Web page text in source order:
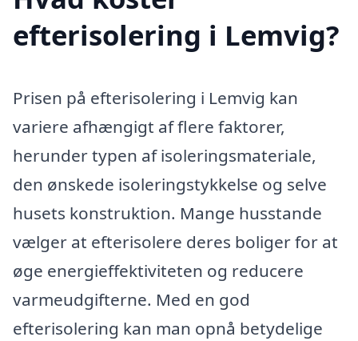
efterisolering i Lemvig?
Prisen på efterisolering i Lemvig kan
variere afhængigt af flere faktorer,
herunder typen af isoleringsmateriale,
den ønskede isoleringstykkelse og selve
husets konstruktion. Mange husstande
vælger at efterisolere deres boliger for at
øge energieffektiviteten og reducere
varmeudgifterne. Med en god
efterisolering kan man opnå betydelige